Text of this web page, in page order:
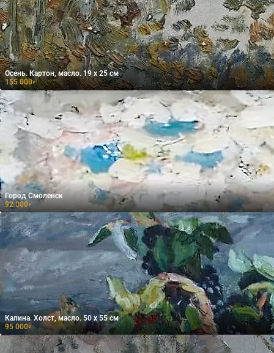
Осень. Картон, масло. 19 х 25 см
155 000₽
Город Смоленск
92 000₽
Калина. Холст, масло. 50 х 55 см
95 000₽